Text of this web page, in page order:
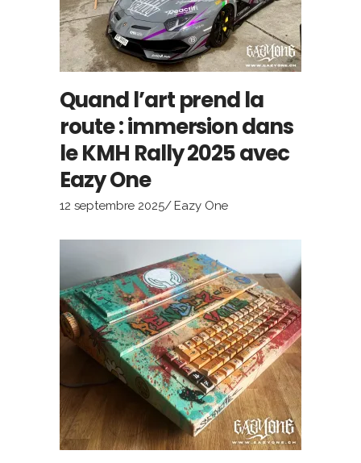
Quand l’art prend la
route : immersion dans
le KMH Rally 2025 avec
Eazy One
12 septembre 2025 Eazy One